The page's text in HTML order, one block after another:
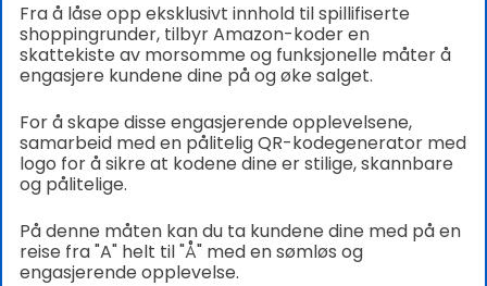
Fra å låse opp eksklusivt innhold til spillifiserte
shoppingrunder, tilbyr Amazon-koder en
skattekiste av morsomme og funksjonelle måter å
engasjere kundene dine på og øke salget.
For å skape disse engasjerende opplevelsene,
samarbeid med en pålitelig QR-kodegenerator med
logo for å sikre at kodene dine er stilige, skannbare
og pålitelige.
På denne måten kan du ta kundene dine med på en
reise fra "A" helt til "Å" med en sømløs og
engasjerende opplevelse.